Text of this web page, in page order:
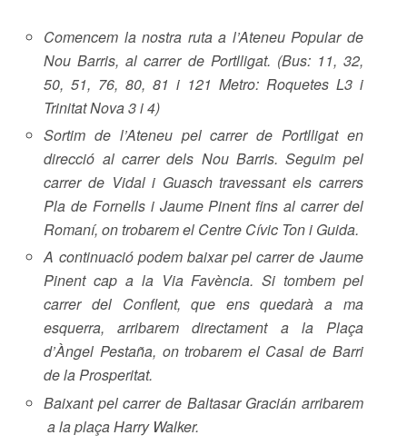
Comencem la nostra ruta a l’Ateneu Popular de
Nou Barris, al carrer de Portlligat. (Bus: 11, 32,
50, 51, 76, 80, 81 i 121 Metro: Roquetes L3 i
Trinitat Nova 3 i 4)
Sortim de l’Ateneu pel carrer de Portlligat en
direcció al carrer dels Nou Barris. Seguim pel
carrer de Vidal i Guasch travessant els carrers
Pla de Fornells i Jaume Pinent fins al carrer del
Romaní, on trobarem el Centre Cívic Ton i Guida.
A continuació podem baixar pel carrer de Jaume
Pinent cap a la Via Favència. Si tombem pel
carrer del Conflent, que ens quedarà a ma
esquerra, arribarem directament a la Plaça
d’Àngel Pestaña, on trobarem el Casal de Barri
de la Prosperitat.
Baixant pel carrer de Baltasar Gracián arribarem
a la plaça Harry Walker.